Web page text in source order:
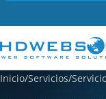
Inicio/Servicios/